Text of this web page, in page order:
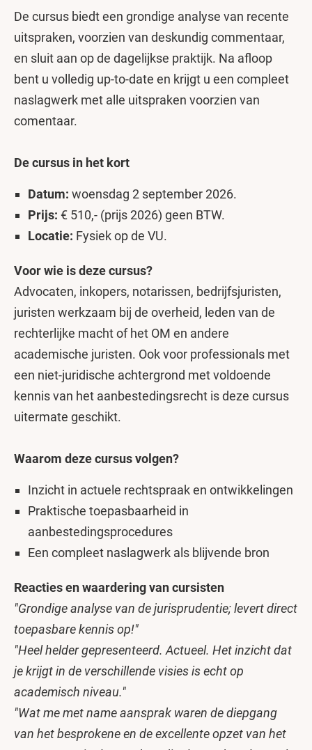
De cursus biedt een grondige analyse van recente
uitspraken, voorzien van deskundig commentaar,
en sluit aan op de dagelijkse praktijk. Na afloop
bent u volledig up-to-date en krijgt u een compleet
naslagwerk met alle uitspraken voorzien van
comentaar.
De cursus in het kort
Datum: woensdag 2 september 2026.
Prijs: € 510,- (prijs 2026) geen BTW.
Locatie: Fysiek op de VU.
Voor wie is deze cursus?
Advocaten, inkopers, notarissen, bedrijfsjuristen,
juristen werkzaam bij de overheid, leden van de
rechterlijke macht of het OM en andere
academische juristen. Ook voor professionals met
een niet-juridische achtergrond met voldoende
kennis van het aanbestedingsrecht is deze cursus
uitermate geschikt.
Waarom deze cursus volgen?
Inzicht in actuele rechtspraak en ontwikkelingen
Praktische toepasbaarheid in
aanbestedingsprocedures
Een compleet naslagwerk als blijvende bron
Reacties en waardering van cursisten
"Grondige analyse van de jurisprudentie; levert direct
toepasbare kennis op!"
"Heel helder gepresenteerd. Actueel. Het inzicht dat
je krijgt in de verschillende visies is echt op
academisch niveau."
"Wat me met name aansprak waren de diepgang
van het besprokene en de excellente opzet van het